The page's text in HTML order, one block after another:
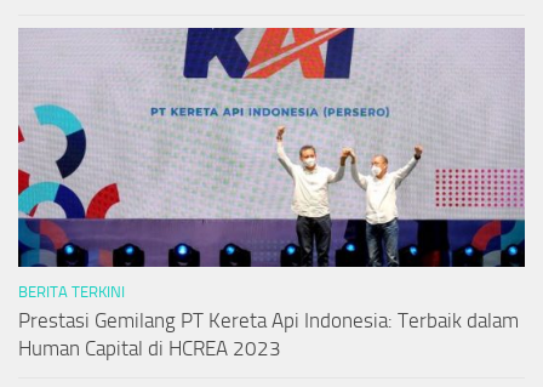
BERITA TERKINI
Prestasi Gemilang PT Kereta Api Indonesia: Terbaik dalam
Human Capital di HCREA 2023